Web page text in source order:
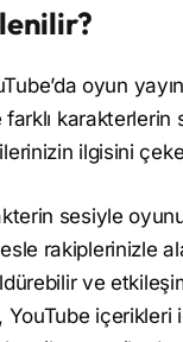
oyun
karakterlerin
ilgisini
sesiyle
rakiplerinizle
ve etkileşim
YouTube içerikleri